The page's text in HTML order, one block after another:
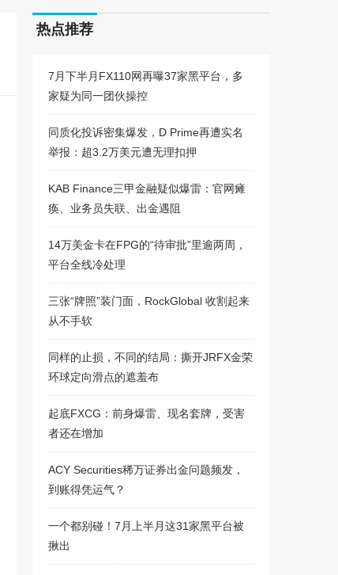
热点推荐
7月下半月FX110网再曝37家黑平台，多
家疑为同一团伙操控
同质化投诉密集爆发，D Prime再遭实名
举报：超3.2万美元遭无理扣押
KAB Finance三甲金融疑似爆雷：官网瘫
痪、业务员失联、出金遇阻
14万美金卡在FPG的“待审批”里逾两周，
平台全线冷处理
三张“牌照”装门面，RockGlobal 收割起来
从不手软
同样的止损，不同的结局：撕开JRFX金荣
环球定向滑点的遮羞布
起底FXCG：前身爆雷、现名套牌，受害
者还在增加
ACY Securities稀万证券出金问题频发，
到账得凭运气？
一个都别碰！7月上半月这31家黑平台被
揪出